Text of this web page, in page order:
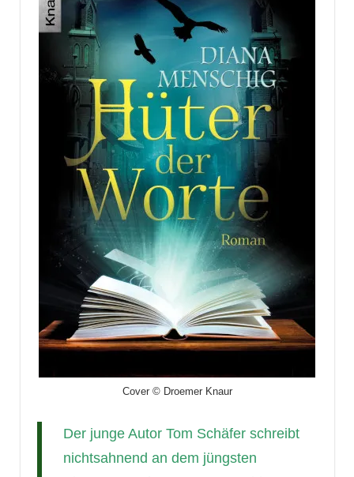
Cover © Droemer Knaur
Der junge Autor Tom Schäfer schreibt
nichtsahnend an dem jüngsten